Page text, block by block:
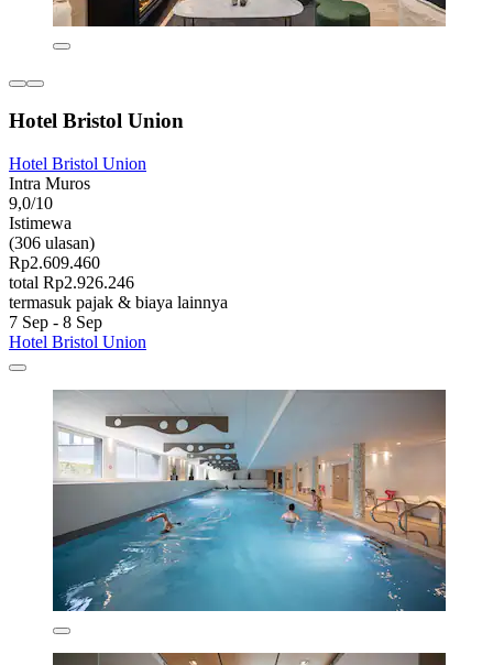
Hotel Bristol Union
Hotel Bristol Union
Intra Muros
9,0/10
Istimewa
(306 ulasan)
Rp2.609.460
total Rp2.926.246
termasuk pajak & biaya lainnya
7 Sep - 8 Sep
Hotel Bristol Union